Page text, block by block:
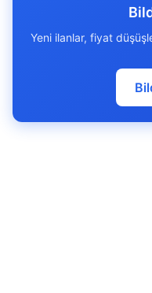
Yeni ilanlar, fiyat